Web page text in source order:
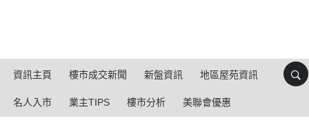
資訊主頁 樓市成交新聞 新盤資訊 地區屋苑資訊
名人入市 業主TIPS 樓市分析 美聯會優惠